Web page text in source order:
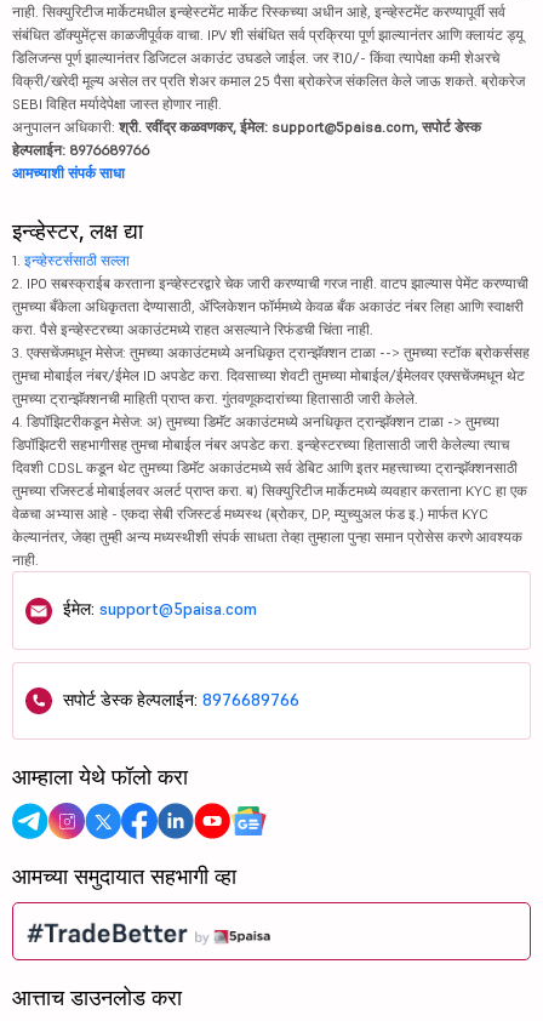
नाही. सिक्युरिटीज मार्केटमधील इन्व्हेस्टमेंट मार्केट रिस्कच्या अधीन आहे, इन्व्हेस्टमेंट करण्यापूर्वी सर्व
संबंधित डॉक्युमेंट्स काळजीपूर्वक वाचा. IPV शी संबंधित सर्व प्रक्रिया पूर्ण झाल्यानंतर आणि क्लायंट ड्यू
डिलिजन्स पूर्ण झाल्यानंतर डिजिटल अकाउंट उघडले जाईल. जर ₹10/- किंवा त्यापेक्षा कमी शेअरचे
विक्री/खरेदी मूल्य असेल तर प्रति शेअर कमाल 25 पैसा ब्रोकरेज संकलित केले जाऊ शकते. ब्रोकरेज
SEBI विहित मर्यादेपेक्षा जास्त होणार नाही.
अनुपालन अधिकारी: श्री. रवींद्र कळवणकर, ईमेल: support@5paisa.com, सपोर्ट डेस्क
हेल्पलाईन: 8976689766
आमच्याशी संपर्क साधा
इन्व्हेस्टर, लक्ष द्या
1. इन्व्हेस्टर्ससाठी सल्ला
2. IPO सबस्क्राईब करताना इन्व्हेस्टरद्वारे चेक जारी करण्याची गरज नाही. वाटप झाल्यास पेमेंट करण्याची
तुमच्या बँकेला अधिकृतता देण्यासाठी, ॲप्लिकेशन फॉर्ममध्ये केवळ बँक अकाउंट नंबर लिहा आणि स्वाक्षरी
करा. पैसे इन्व्हेस्टरच्या अकाउंटमध्ये राहत असल्याने रिफंडची चिंता नाही.
3. एक्सचेंजमधून मेसेज: तुमच्या अकाउंटमध्ये अनधिकृत ट्रान्झॅक्शन टाळा --> तुमच्या स्टॉक ब्रोकर्ससह
तुमचा मोबाईल नंबर/ईमेल ID अपडेट करा. दिवसाच्या शेवटी तुमच्या मोबाईल/ईमेलवर एक्सचेंजमधून थेट
तुमच्या ट्रान्झॅक्शनची माहिती प्राप्त करा. गुंतवणूकदारांच्या हितासाठी जारी केलेले.
4. डिपॉझिटरीकडून मेसेज: अ) तुमच्या डिमॅट अकाउंटमध्ये अनधिकृत ट्रान्झॅक्शन टाळा -> तुमच्या
डिपॉझिटरी सहभागीसह तुमचा मोबाईल नंबर अपडेट करा. इन्व्हेस्टरच्या हितासाठी जारी केलेल्या त्याच
दिवशी CDSL कडून थेट तुमच्या डिमॅट अकाउंटमध्ये सर्व डेबिट आणि इतर महत्त्वाच्या ट्रान्झॅक्शनसाठी
तुमच्या रजिस्टर्ड मोबाईलवर अलर्ट प्राप्त करा. ब) सिक्युरिटीज मार्केटमध्ये व्यवहार करताना KYC हा एक
वेळचा अभ्यास आहे - एकदा सेबी रजिस्टर्ड मध्यस्थ (ब्रोकर, DP, म्युच्युअल फंड इ.) मार्फत KYC
केल्यानंतर, जेव्हा तुम्ही अन्य मध्यस्थीशी संपर्क साधता तेव्हा तुम्हाला पुन्हा समान प्रोसेस करणे आवश्यक
नाही.
ईमेल: support@5paisa.com
सपोर्ट डेस्क हेल्पलाईन: 8976689766
आम्हाला येथे फॉलो करा
आमच्या समुदायात सहभागी व्हा
आत्ताच डाउनलोड करा